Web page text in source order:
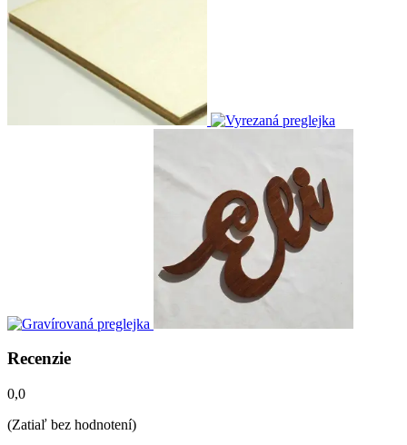
Recenzie
0,0
(Zatiaľ bez hodnotení)